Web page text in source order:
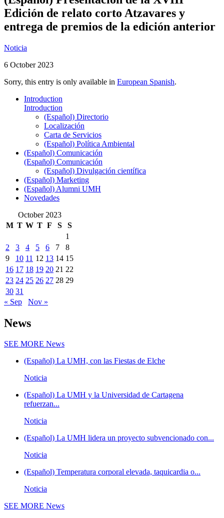
Edición de relato corto Atzavares y
entrega de premios de la edición anterior
Noticia
6 October 2023
Sorry, this entry is only available in European Spanish.
Introduction
Introduction
(Español) Directorio
Localización
Carta de Servicios
(Español) Política Ambiental
(Español) Comunicación
(Español) Comunicación
(Español) Divulgación científica
(Español) Marketing
(Español) Alumni UMH
Novedades
October 2023
M T W T F S
S
1
2
3 4 5 6 7
8
9
10 11 12 13 14 15
16 17 18 19 20 21 22
23 24 25 26 27 28 29
30 31
« Sep
Nov »
News
SEE MORE News
(Español) La UMH, con las Fiestas de Elche
Noticia
(Español) La UMH y la Universidad de Cartagena
refuerzan...
Noticia
(Español) La UMH lidera un proyecto subvencionado con...
Noticia
(Español) Temperatura corporal elevada, taquicardia o...
Noticia
SEE MORE News